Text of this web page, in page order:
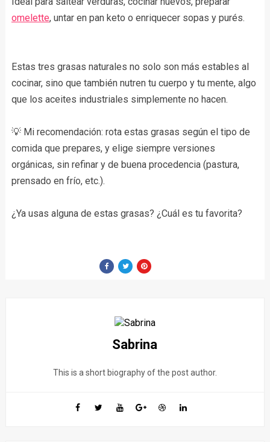
omelette, untar en pan keto o enriquecer sopas y purés.
Estas tres grasas naturales no solo son más estables al
cocinar, sino que también nutren tu cuerpo y tu mente, algo
que los aceites industriales simplemente no hacen.
💡 Mi recomendación: rota estas grasas según el tipo de
comida que prepares, y elige siempre versiones
orgánicas, sin refinar y de buena procedencia (pastura,
prensado en frío, etc.).
¿Ya usas alguna de estas grasas? ¿Cuál es tu favorita?
Sabrina
This is a short biography of the post author.